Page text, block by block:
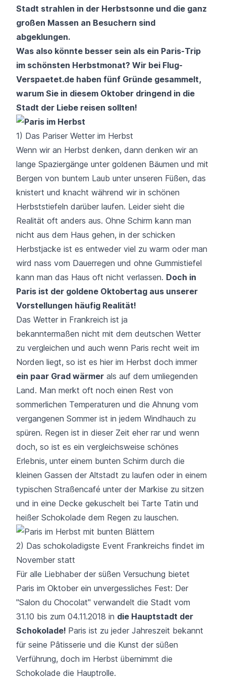
Stadt strahlen in der Herbstsonne und die ganz
großen Massen an Besuchern sind
abgeklungen.
Was also könnte besser sein als ein Paris-Trip
im schönsten Herbstmonat? Wir bei Flug-
Verspaetet.de haben fünf Gründe gesammelt,
warum Sie in diesem Oktober dringend in die
Stadt der Liebe reisen sollten!
1) Das Pariser Wetter im Herbst
Wenn wir an Herbst denken, dann denken wir an
lange Spaziergänge unter goldenen Bäumen und mit
Bergen von buntem Laub unter unseren Füßen, das
knistert und knacht während wir in schönen
Herbststiefeln darüber laufen. Leider sieht die
Realität oft anders aus. Ohne Schirm kann man
nicht aus dem Haus gehen, in der schicken
Herbstjacke ist es entweder viel zu warm oder man
wird nass vom Dauerregen und ohne Gummistiefel
kann man das Haus oft nicht verlassen. Doch in
Paris ist der goldene Oktobertag aus unserer
Vorstellungen häufig Realität!
Das Wetter in Frankreich ist ja
bekanntermaßen nicht mit dem deutschen Wetter
zu vergleichen und auch wenn Paris recht weit im
Norden liegt, so ist es hier im Herbst doch immer
ein paar Grad wärmer als auf dem umliegenden
Land. Man merkt oft noch einen Rest von
sommerlichen Temperaturen und die Ahnung vom
vergangenen Sommer ist in jedem Windhauch zu
spüren. Regen ist in dieser Zeit eher rar und wenn
doch, so ist es ein vergleichsweise schönes
Erlebnis, unter einem bunten Schirm durch die
kleinen Gassen der Altstadt zu laufen oder in einem
typischen Straßencafé unter der Markise zu sitzen
und in eine Decke gekuschelt bei Tarte Tatin und
heißer Schokolade dem Regen zu lauschen.
2) Das schokoladigste Event Frankreichs findet im
November statt
Für alle Liebhaber der süßen Versuchung bietet
Paris im Oktober ein unvergessliches Fest: Der
"Salon du Chocolat" verwandelt die Stadt vom
31.10 bis zum 04.11.2018 in die Hauptstadt der
Schokolade! Paris ist zu jeder Jahreszeit bekannt
für seine Pâtisserie und die Kunst der süßen
Verführung, doch im Herbst übernimmt die
Schokolade die Hauptrolle.